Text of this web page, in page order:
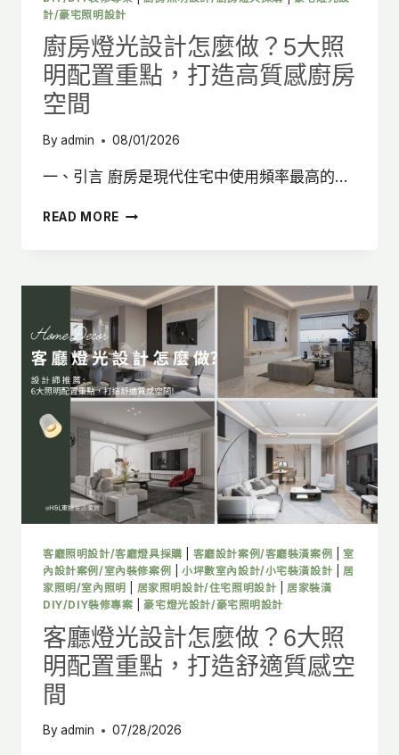
質
感
浴
室
計/豪宅照明設計
廚房燈光設計怎麼做？5大照
明配置重點，打造高質感廚房
空間
Byadmin 08/01/2026
一、引言 廚房是現代住宅中使用頻率最高的…
READ MORE
設
計
麼
做？
5
大
明
配
置
重
點，
造
高
質
感
廚
房
空
間
客廳照明設計/客廳燈具採購 客廳設計案例/客廳裝潢案例 |室
內設計案例/室內裝修案例
小坪數室內設計/小宅裝潢設計
居
家照明/室內照明
居家照明設計/住宅照明設計
居家裝潢
DIY/DIY裝修專案 |豪宅燈光設計/豪宅照明設計
客廳燈光設計怎麼做？6大照
明配置重點，打造舒適質感空
間
Byadmin 07/28/2026